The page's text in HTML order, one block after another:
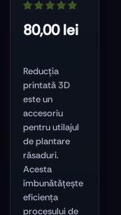
80,00lei
Reducția
printată 3D
este un
accesoriu
pentru utilajul
de plantare
răsaduri.
Acesta
îmbunătățește
eficiența
procesului de